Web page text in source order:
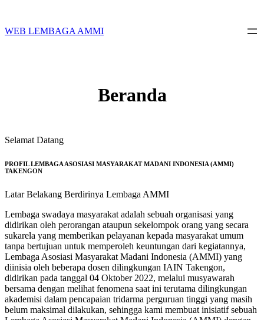
content
WEB LEMBAGA AMMI
Beranda
Selamat Datang
PROFIL LEMBAGA ASOSIASI MASYARAKAT MADANI INDONESIA (AMMI)
TAKENGON
Latar Belakang Berdirinya Lembaga AMMI
Lembaga swadaya masyarakat adalah sebuah organisasi yang
didirikan oleh perorangan ataupun sekelompok orang yang secara
sukarela yang memberikan pelayanan kepada masyarakat umum
tanpa bertujuan untuk memperoleh keuntungan dari kegiatannya,
Lembaga Asosiasi Masyarakat Madani Indonesia (AMMI) yang
diinisia oleh beberapa dosen dilingkungan IAIN Takengon,
didirikan pada tanggal 04 Oktober 2022, melalui musyawarah
bersama dengan melihat fenomena saat ini terutama dilingkungan
akademisi dalam pencapaian tridarma perguruan tinggi yang masih
belum maksimal dilakukan, sehingga kami membuat inisiatif sebuah